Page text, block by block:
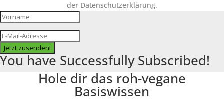
der Datenschutzerklärung.
Jetzt zusenden!
You have Successfully Subscribed!
Hole dir das roh-vegane
Basiswissen